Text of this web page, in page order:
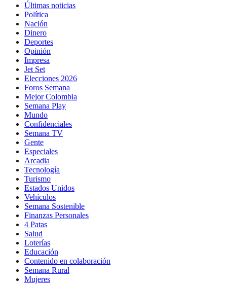
Últimas noticias
Política
Nación
Dinero
Deportes
Opinión
Impresa
Jet Set
Elecciones 2026
Foros Semana
Mejor Colombia
Semana Play
Mundo
Confidenciales
Semana TV
Gente
Especiales
Arcadia
Tecnología
Turismo
Estados Unidos
Vehículos
Semana Sostenible
Finanzas Personales
4 Patas
Salud
Loterías
Educación
Contenido en colaboración
Semana Rural
Mujeres